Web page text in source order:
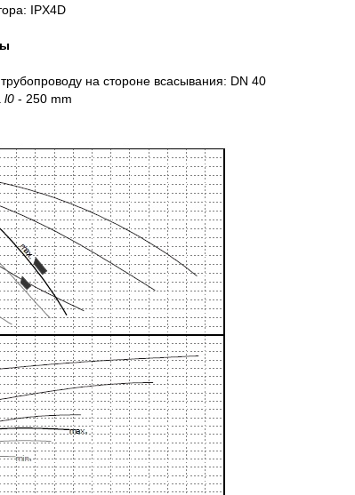
IPX4D
на стороне всасывания: DN 40
l0 - 250 mm